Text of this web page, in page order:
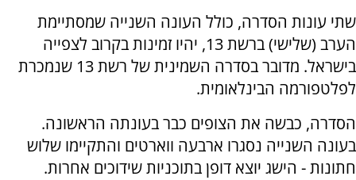
שתי עונות הסדרה, כולל העונה השנייה שמסתיימת
הערב (שלישי) ברשת 13, יהיו זמינות בקרוב לצפייה
בישראל. מדובר בסדרה השמינית של רשת 13 שנמכרת
לפלטפורמה הבינלאומית.
הסדרה, כבשה את הצופים כבר בעונתה הראשונה.
בעונה השנייה נסגרו ארבעה ווארטים והתקיימו שלוש
חתונות - הישג יוצא דופן בתוכניות שידוכים אחרות.